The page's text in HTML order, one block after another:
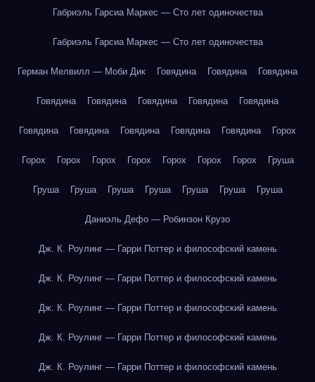
Габриэль Гарсиа Маркес — Сто лет одиночества
Габриэль Гарсиа Маркес — Сто лет одиночества
Герман Мелвилл — Моби Дик Говядина Говядина Говядина
Говядина Говядина Говядина Говядина Говядина
Говядина Говядина Говядина Говядина Говядина Горох
Горох Горох Горох Горох Горох Горох Горох Груша
Груша Груша Груша Груша Груша Груша Груша
Даниэль Дефо — Робинзон Крузо
Дж. К. Роулинг — Гарри Поттер и философский камень
Дж. К. Роулинг — Гарри Поттер и философский камень
Дж. К. Роулинг — Гарри Поттер и философский камень
Дж. К. Роулинг — Гарри Поттер и философский камень
Дж. К. Роулинг — Гарри Поттер и философский камень